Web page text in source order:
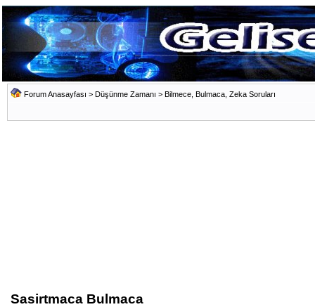
Forum Anasayfası > Düşünme Zamanı > Bilmece, Bulmaca, Zeka Soruları
Sasirtmaca Bulmaca